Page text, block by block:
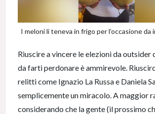
I meloni li teneva in frigo per l’occasione da
Riuscire a vincere le elezioni da outsider
da farti perdonare è ammirevole.
relitti come Ignazio La Russa e Daniela
semplicemente un miracolo. A maggior
considerando che la gente (il prossimo